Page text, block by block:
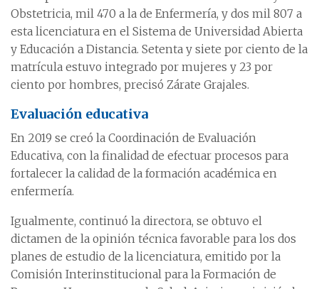
Obstetricia, mil 470 a la de Enfermería, y dos mil 807 a
esta licenciatura en el Sistema de Universidad Abierta
y Educación a Distancia. Setenta y siete por ciento de la
matrícula estuvo integrado por mujeres y 23 por
ciento por hombres, precisó Zárate Grajales.
Evaluación educativa
En 2019 se creó la Coordinación de Evaluación
Educativa, con la finalidad de efectuar procesos para
fortalecer la calidad de la formación académica en
enfermería.
Igualmente, continuó la directora, se obtuvo el
dictamen de la opinión técnica favorable para los dos
planes de estudio de la licenciatura, emitido por la
Comisión Interinstitucional para la Formación de